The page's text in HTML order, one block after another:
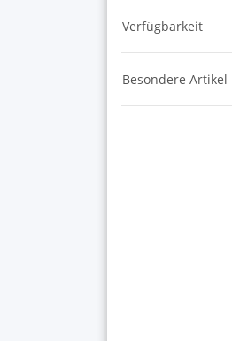
Verfügbarkeit
Besondere Artikel